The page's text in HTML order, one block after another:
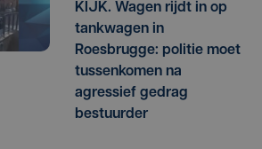
KIJK. Wagen rijdt in op
tankwagen in
Roesbrugge: politie moet
tussenkomen na
agressief gedrag
bestuurder